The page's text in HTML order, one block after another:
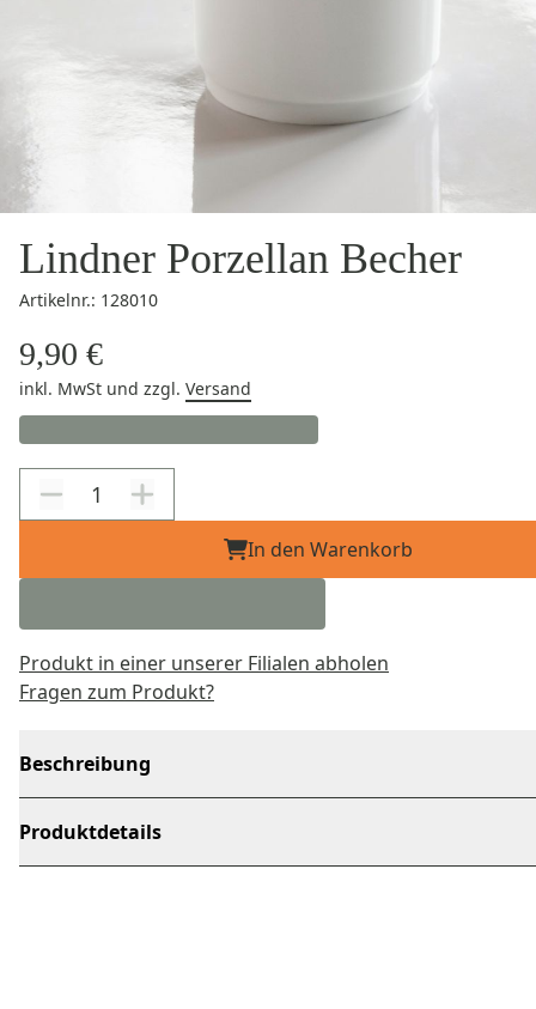
Lindner Porzellan Becher
Artikelnr.: 128010
9,90 €
inkl. MwSt und zzgl. Versand
In den Warenkorb
Produkt in einer unserer Filialen abholen
Fragen zum Produkt?
Beschreibung
Produktdetails